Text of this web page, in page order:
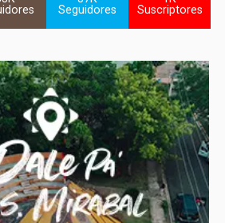
Seguidores
Suscriptores